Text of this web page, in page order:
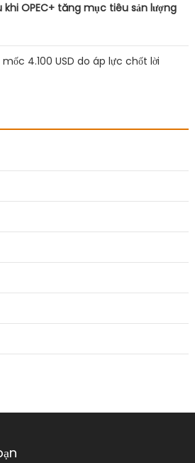
khi OPEC+ tăng mục tiêu sản lượng
4.100 USD do áp lực chốt lời